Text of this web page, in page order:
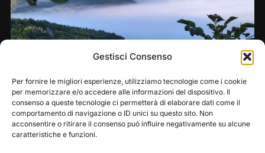
Gestisci Consenso
Per fornire le migliori esperienze, utilizziamo tecnologie come i cookie
per memorizzare e/o accedere alle informazioni del dispositivo. Il
consenso a queste tecnologie ci permetterà di elaborare dati come il
comportamento di navigazione o ID unici su questo sito. Non
acconsentire o ritirare il consenso può influire negativamente su alcune
caratteristiche e funzioni.
Trekking